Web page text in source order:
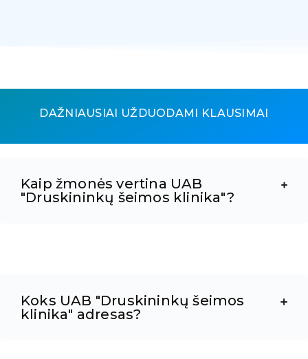
DAŽNIAUSIAI UŽDUODAMI KLAUSIMAI
Kaip žmonės vertina UAB
"Druskininkų šeimos klinika"?
Koks UAB "Druskininkų šeimos
klinika" adresas?